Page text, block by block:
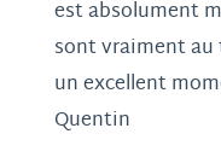
est absolument
sont vraiment au
un excellent
Quentin